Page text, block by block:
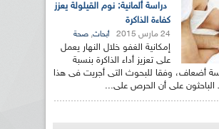
دراسة ألمانية: نوم القيلولة يعزز
كفاءة الذاكرة
24 مارس 2015 أبحاث, صحة
إمكانية الغفو خلال النهار يعمل
على تعزيز أداء الذاكرة بنسبة
أضعاف، وفقا للبحوث التى أجريت فى هذا
على أن الحرص على...